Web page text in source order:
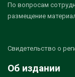
По вопросам
размещение
Свидетельство о
Об издании